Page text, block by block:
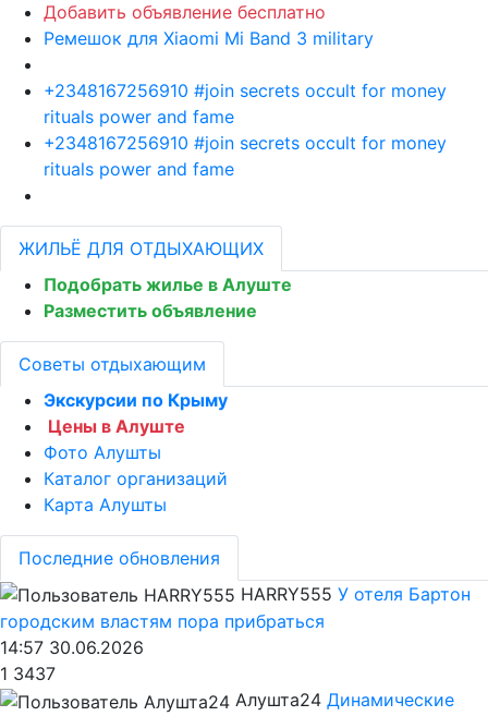
Добавить объявление бесплатно
Ремешок для Xiaomi Mi Band 3 military
+2348167256910 #join secrets occult for money
rituals power and fame
+2348167256910 #join secrets occult for money
rituals power and fame
ЖИЛЬЁ ДЛЯ ОТДЫХАЮЩИХ
Подобрать жилье в Алуште
Разместить объявление
Советы отдыхающим
Экскурсии по Крыму
Цены в Алуште
Фото Алушты
Каталог организаций
Карта Алушты
Последние обновления
HARRY555 У отеля Бартон
городским властям пора прибраться
14:57 30.06.2026
1 3437
Алушта24 Динамические